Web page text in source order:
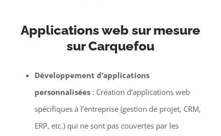
Applications web sur mesure
sur Carquefou
Développement d’applications
personnalisées: Création d’applications web
spécifiques à l’entreprise (gestion de projet, CRM,
ERP, etc.) qui ne sont pas couvertes par les